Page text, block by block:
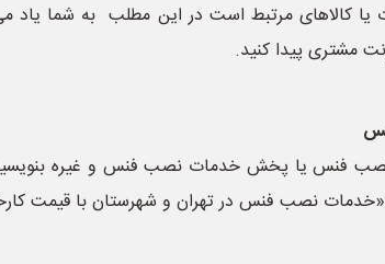
مرتبط است در این مطلب به شما یاد
مشتری پیدا کنید.
نصب فنس یا پخش خدمات نصب فنس و غیره
«خدمات نصب فنس در تهران و شهرستان با قیمت